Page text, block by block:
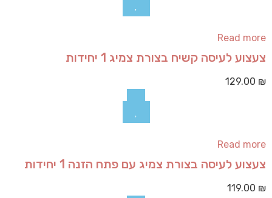
Read more
צעצוע לעיסה קשיח בצורת צמיג 1 יחידות
129.00 ₪
Read more
צעצוע לעיסה בצורת צמיג עם פתח הזנה 1 יחידות
119.00 ₪